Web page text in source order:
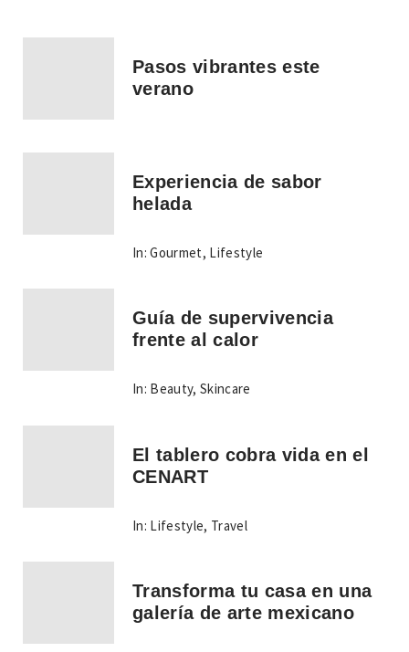
Pasos vibrantes este
verano
Experiencia de sabor
helada
In: Gourmet, Lifestyle
Guía de supervivencia
frente al calor
In: Beauty,Skincare
El tablero cobra vida en el
CENART
In: Lifestyle, Travel
Transforma tu casa en una
galería de arte mexicano